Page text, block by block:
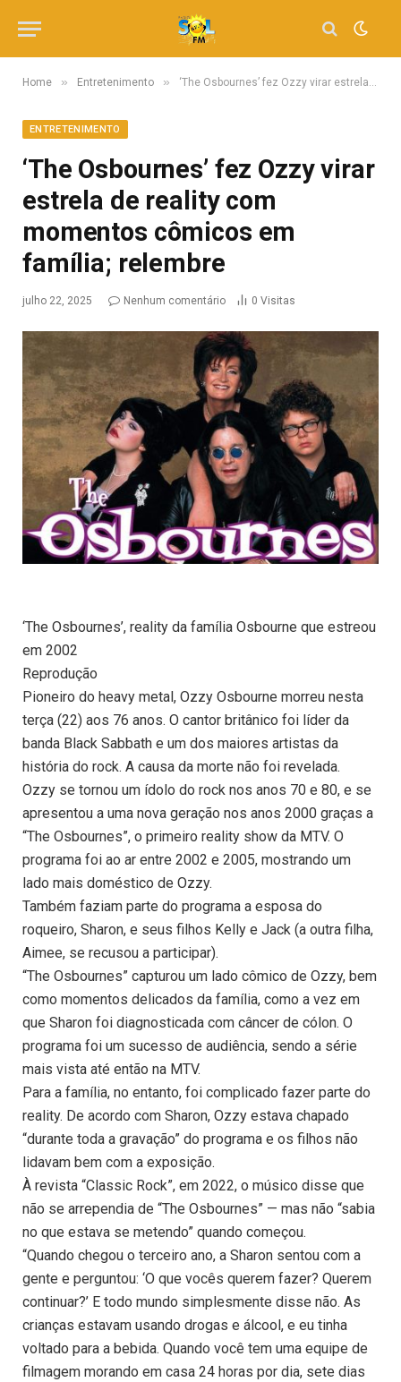
Home » Entretenimento » ‘The Osbournes’ fez Ozzy virar estrela de reality com momentos cômicos em família; relembre
ENTRETENIMENTO
‘The Osbournes’ fez Ozzy virar
estrela de reality com
momentos cômicos em
família; relembre
julho 22, 2025 Nenhum comentário 0 Visitas
‘The Osbournes’, reality da família Osbourne que estreou
em 2002
Reprodução
Pioneiro do heavy metal, Ozzy Osbourne morreu nesta
terça (22) aos 76 anos. O cantor britânico foi líder da
banda Black Sabbath e um dos maiores artistas da
história do rock. A causa da morte não foi revelada.
Ozzy se tornou um ídolo do rock nos anos 70 e 80, e se
apresentou a uma nova geração nos anos 2000 graças a
“The Osbournes”, o primeiro reality show da MTV. O
programa foi ao ar entre 2002 e 2005, mostrando um
lado mais doméstico de Ozzy.
Também faziam parte do programa a esposa do
roqueiro, Sharon, e seus filhos Kelly e Jack (a outra filha,
Aimee, se recusou a participar).
“The Osbournes” capturou um lado cômico de Ozzy, bem
como momentos delicados da família, como a vez em
que Sharon foi diagnosticada com câncer de cólon. O
programa foi um sucesso de audiência, sendo a série
mais vista até então na MTV.
Para a família, no entanto, foi complicado fazer parte do
reality. De acordo com Sharon, Ozzy estava chapado
“durante toda a gravação” do programa e os filhos não
lidavam bem com a exposição.
À revista “Classic Rock”, em 2022, o músico disse que
não se arrependia de “The Osbournes” — mas não “sabia
no que estava se metendo” quando começou.
“Quando chegou o terceiro ano, a Sharon sentou com a
gente e perguntou: ‘O que vocês querem fazer? Querem
continuar?’ E todo mundo simplesmente disse não. As
crianças estavam usando drogas e álcool, e eu tinha
voltado para a bebida. Quando você tem uma equipe de
filmagem morando em casa 24 horas por dia, sete dias